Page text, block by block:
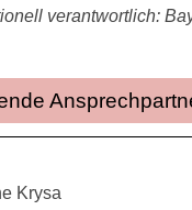
verantwortlich:
Krysa